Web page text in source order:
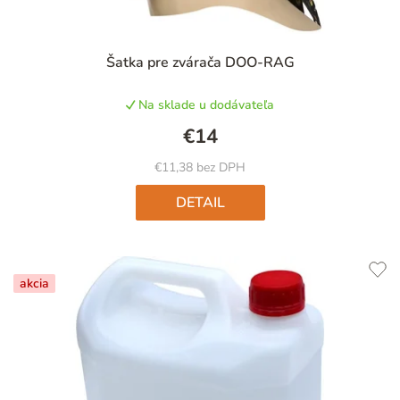
Šatka pre zvárača DOO-RAG
hodnotenie
je
4,9
z
5
hviezdičiek.
Na sklade u dodávateľa
€11,38 bez DPH
€14
DETAIL
akcia